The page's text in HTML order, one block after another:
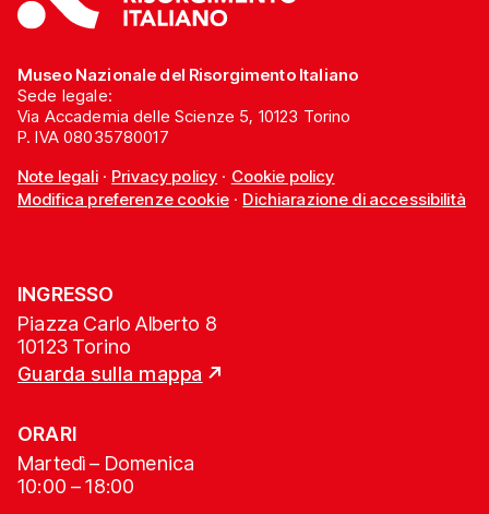
Museo Nazionale del Risorgimento Italiano
Sede legale:
Via Accademia delle Scienze 5, 10123 Torino
P. IVA 08035780017
Note legali· Privacy policy · Cookie policy
Modifica preferenze cookie· Dichiarazione di accessibilità
INGRESSO
Piazza Carlo Alberto 8
10123 Torino
Guarda sulla mappa
ORARI
Martedì – Domenica
10:00 – 18:00